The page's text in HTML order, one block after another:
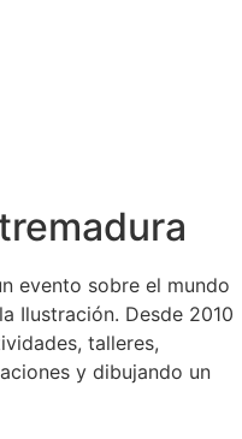
evento sobre el mundo
Ilustración. Desde 2010
talleres,
y dibujando un